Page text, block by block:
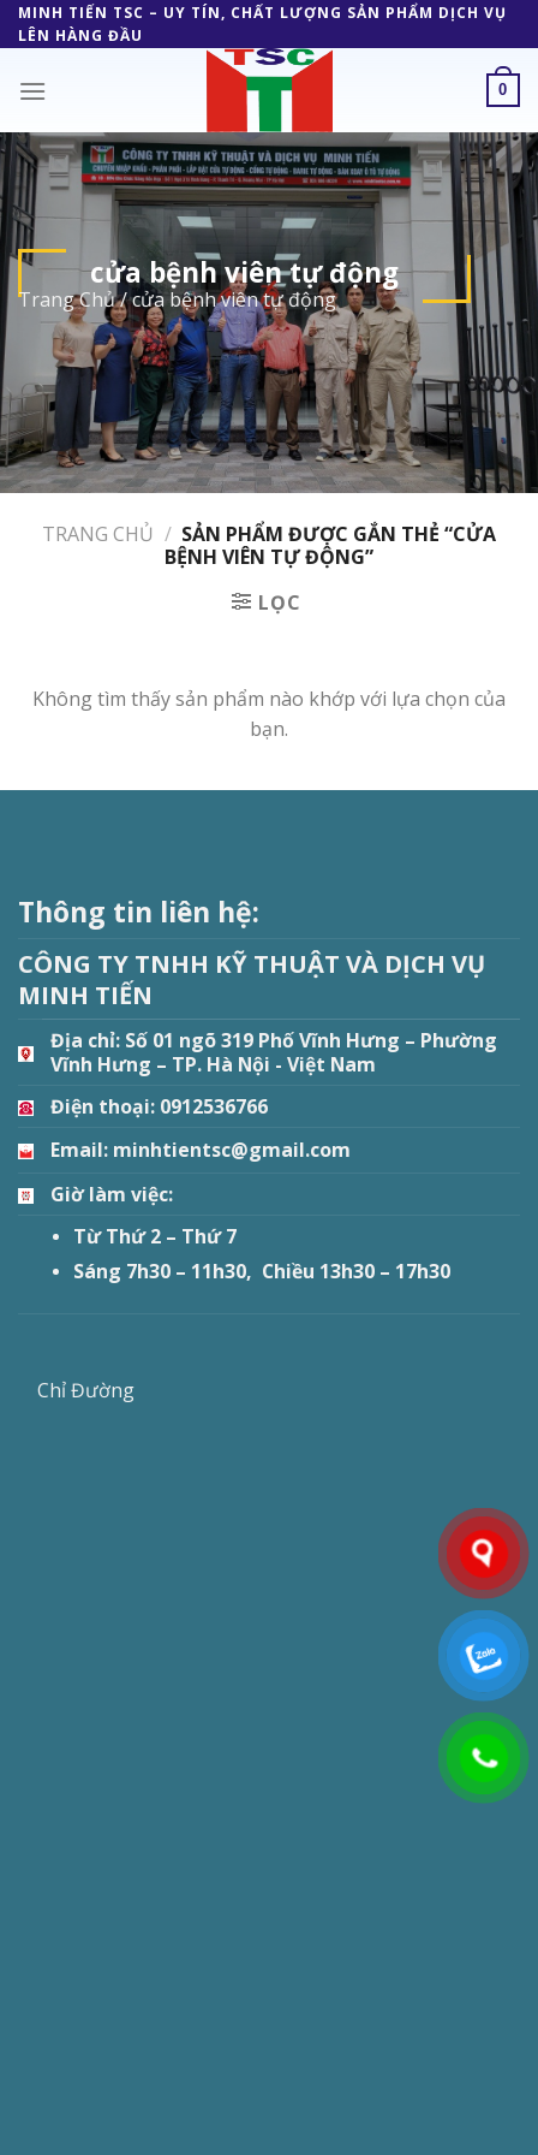
Skip
to
MINH TIẾN TSC – UY TÍN, CHẤT LƯỢNG SẢN PHẨM DỊCH VỤ
LÊN HÀNG ĐẦU
0
cửa bệnh viên tự động
Trang Chủ/cửa bệnh viên tự động
TRANG CHỦ / SẢN PHẨM ĐƯỢC GẮN THẺ “CỬA
BỆNH VIÊN TỰ ĐỘNG”
LỌC
Không tìm thấy sản phẩm nào khớp với lựa chọn của
bạn.
Thông tin liên hệ:
CÔNG TY TNHH KỸ THUẬT VÀ DỊCH VỤ
MINH TIẾN
Địa chỉ: Số 01 ngõ 319 Phố Vĩnh Hưng – Phường
Vĩnh Hưng – TP. Hà Nội - Việt Nam
Điện thoại: 0912536766
Email: minhtientsc@gmail.com
Giờ làm việc:
Từ Thứ 2 – Thứ 7
Sáng 7h30 – 11h30, Chiều 13h30 – 17h30
Chỉ Đường